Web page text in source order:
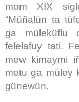
mom XIX
“Müñalün ta
ga müleküflu
felelafuy tati.
mew kimaymi
metu ga müley
günewün.